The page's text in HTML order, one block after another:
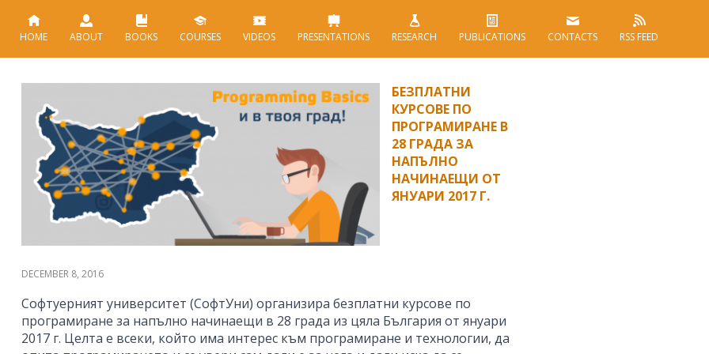
HOME ABOUT BOOKS COURSES VIDEOS PRESENTATIONS RESEARCH PUBLICATIONS CONTACTS RSS FEED
БЕЗПЛАТНИ
КУРСОВЕ ПО
ПРОГРАМИРАНЕ В
28 ГРАДА ЗА
НАПЪЛНО
НАЧИНАЕЩИ ОТ
ЯНУАРИ 2017 Г.
DECEMBER 8, 2016
Софтуерният университет (СофтУни) организира безплатни курсове по
програмиране за напълно начинаещи в 28 града из цяла България от януари
2017 г. Целта е всеки, който има интерес към програмиране и технологии, да